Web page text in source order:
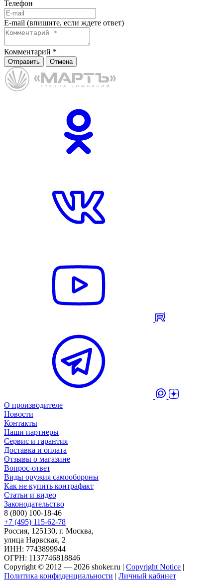
Телефон
E-mail (впишите, если ждете ответ)
Комментарий *
Отправить Отмена
О производителе
Новости
Контакты
Наши партнеры
Сервис и гарантия
Доставка и оплата
Отзывы о магазине
Вопрос-ответ
Виды оружия самообороны
Как не купить контрафакт
Статьи и видео
Законодательство
8 (800) 100-18-46
+7 (495) 115-62-78
Россия, 125130, г. Москва,
улица Нарвская, 2
ИНН: 7743899944
ОГРН: 1137746818846
Copyright © 2012 — 2026 shoker.ru | Copyright Notice |
Политика конфиденциальности | Личный кабинет